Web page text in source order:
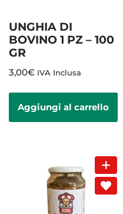
UNGHIA DI
BOVINO 1 PZ – 100
GR
3,00€ IVA Inclusa
Aggiungi al carrello